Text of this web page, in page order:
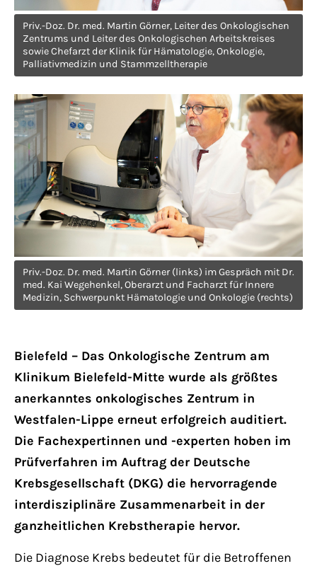
Have any questions?
+44 1234 567 890
Drop us a line
About us
Lorem ipsum dolor sit amet, consectetuer
adipiscing elit.
Aenean commodo ligula eget dolor. Aenean
massa. Cum sociis natoque penatibus et
magnis dis parturient montes, nascetur
ridiculus mus. Donec quam felis, ultricies
nec.
Priv.-Doz. Dr. med. Martin Görner, Leiter des Onkologischen
Zentrums und Leiter des Onkologischen Arbeitskreises
sowie Chefarzt der Klinik für Hämatologie, Onkologie,
Palliativmedizin und Stammzelltherapie
Priv.-Doz. Dr. med. Martin Görner (links) im Gespräch mit Dr.
med. Kai Wegehenkel, Oberarzt und Facharzt für Innere
Medizin, Schwerpunkt Hämatologie und Onkologie (rechts)
Bielefeld – Das Onkologische Zentrum am
Klinikum Bielefeld-Mitte wurde als größtes
anerkanntes onkologisches Zentrum in
Westfalen-Lippe erneut erfolgreich auditiert.
Die Fachexpertinnen und -experten hoben im
Prüfverfahren im Auftrag der Deutsche
Krebsgesellschaft (DKG) die hervorragende
interdisziplinäre Zusammenarbeit in der
ganzheitlichen Krebstherapie hervor.
Die Diagnose Krebs bedeutet für die Betroffenen